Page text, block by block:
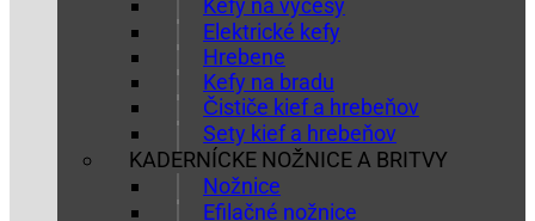
Kefy na výčesy
Elektrické kefy
Hrebene
Kefy na bradu
Čističe kief a hrebeňov
Sety kief a hrebeňov
KADERNÍCKE NOŽNICE A BRITVY
Nožnice
Efilačné nožnice